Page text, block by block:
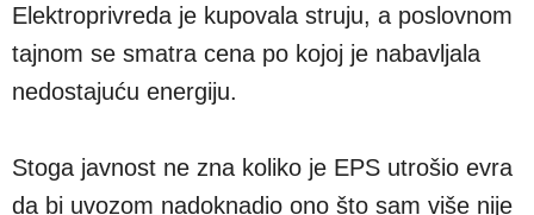
Elektroprivreda je kupovala struju, a poslovnom
tajnom se smatra cena po kojoj je nabavljala
nedostajuću energiju.
Stoga javnost ne zna koliko je EPS utrošio evra
da bi uvozom nadoknadio ono što sam više nije